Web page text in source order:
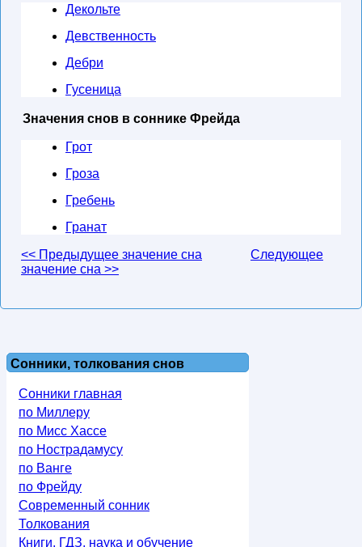
Декольте
Девственность
Дебри
Гусеница
Значения снов в соннике Фрейда
Грот
Гроза
Гребень
Гранат
<< Предыдущее значение сна
Следующее
значение сна >>
Сонники, толкования снов
Сонники главная
по Миллеру
по Мисс Хассе
по Нострадамусу
по Ванге
по Фрейду
Современный сонник
Толкования
Книги, ГДЗ, наука и обучение